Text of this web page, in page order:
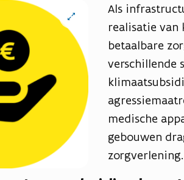
vergrote
weergave
Als
realisatie van
betaalbare
verschillende
medische
gebouwen
zorgverlening.